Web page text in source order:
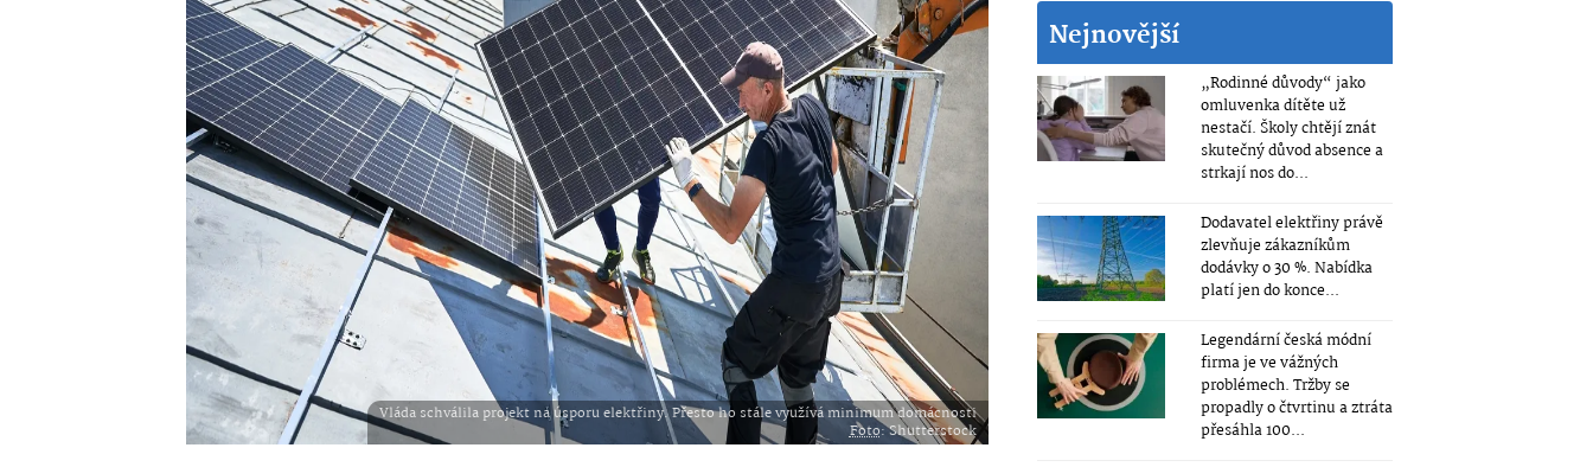
Vláda schválila projekt na úsporu elektřiny. Přesto ho stále využívá minimum domácnosti
Foto: Shutterstock
Nejnovější
„Rodinné důvody“ jako
omluvenka dítěte už
nestačí. Školy chtějí znát
skutečný důvod absence a
strkají nos do...
Dodavatel elektřiny právě
zlevňuje zákazníkům
dodávky o 30 %. Nabídka
platí jen do konce...
Legendární česká módní
firma je ve vážných
problémech. Tržby se
propadly o čtvrtinu a ztráta
přesáhla 100...